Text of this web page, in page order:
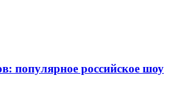
популярное российское шоу